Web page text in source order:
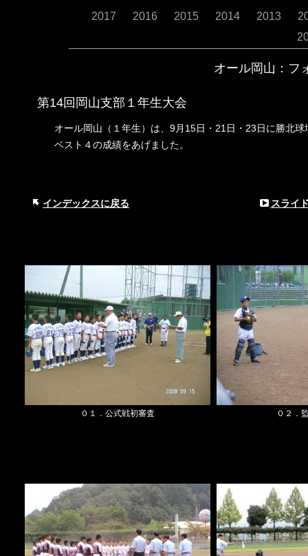
2017 2016 2015 2014 2013
オール岡山：フ
オール岡山（１年生）は、 9月15日・21日・23日に勝北
ベスト４の成績をあげました。
０１．公式戦初審査 ０２．
インデックスに戻る スライ
第14回岡山支部１年生大会